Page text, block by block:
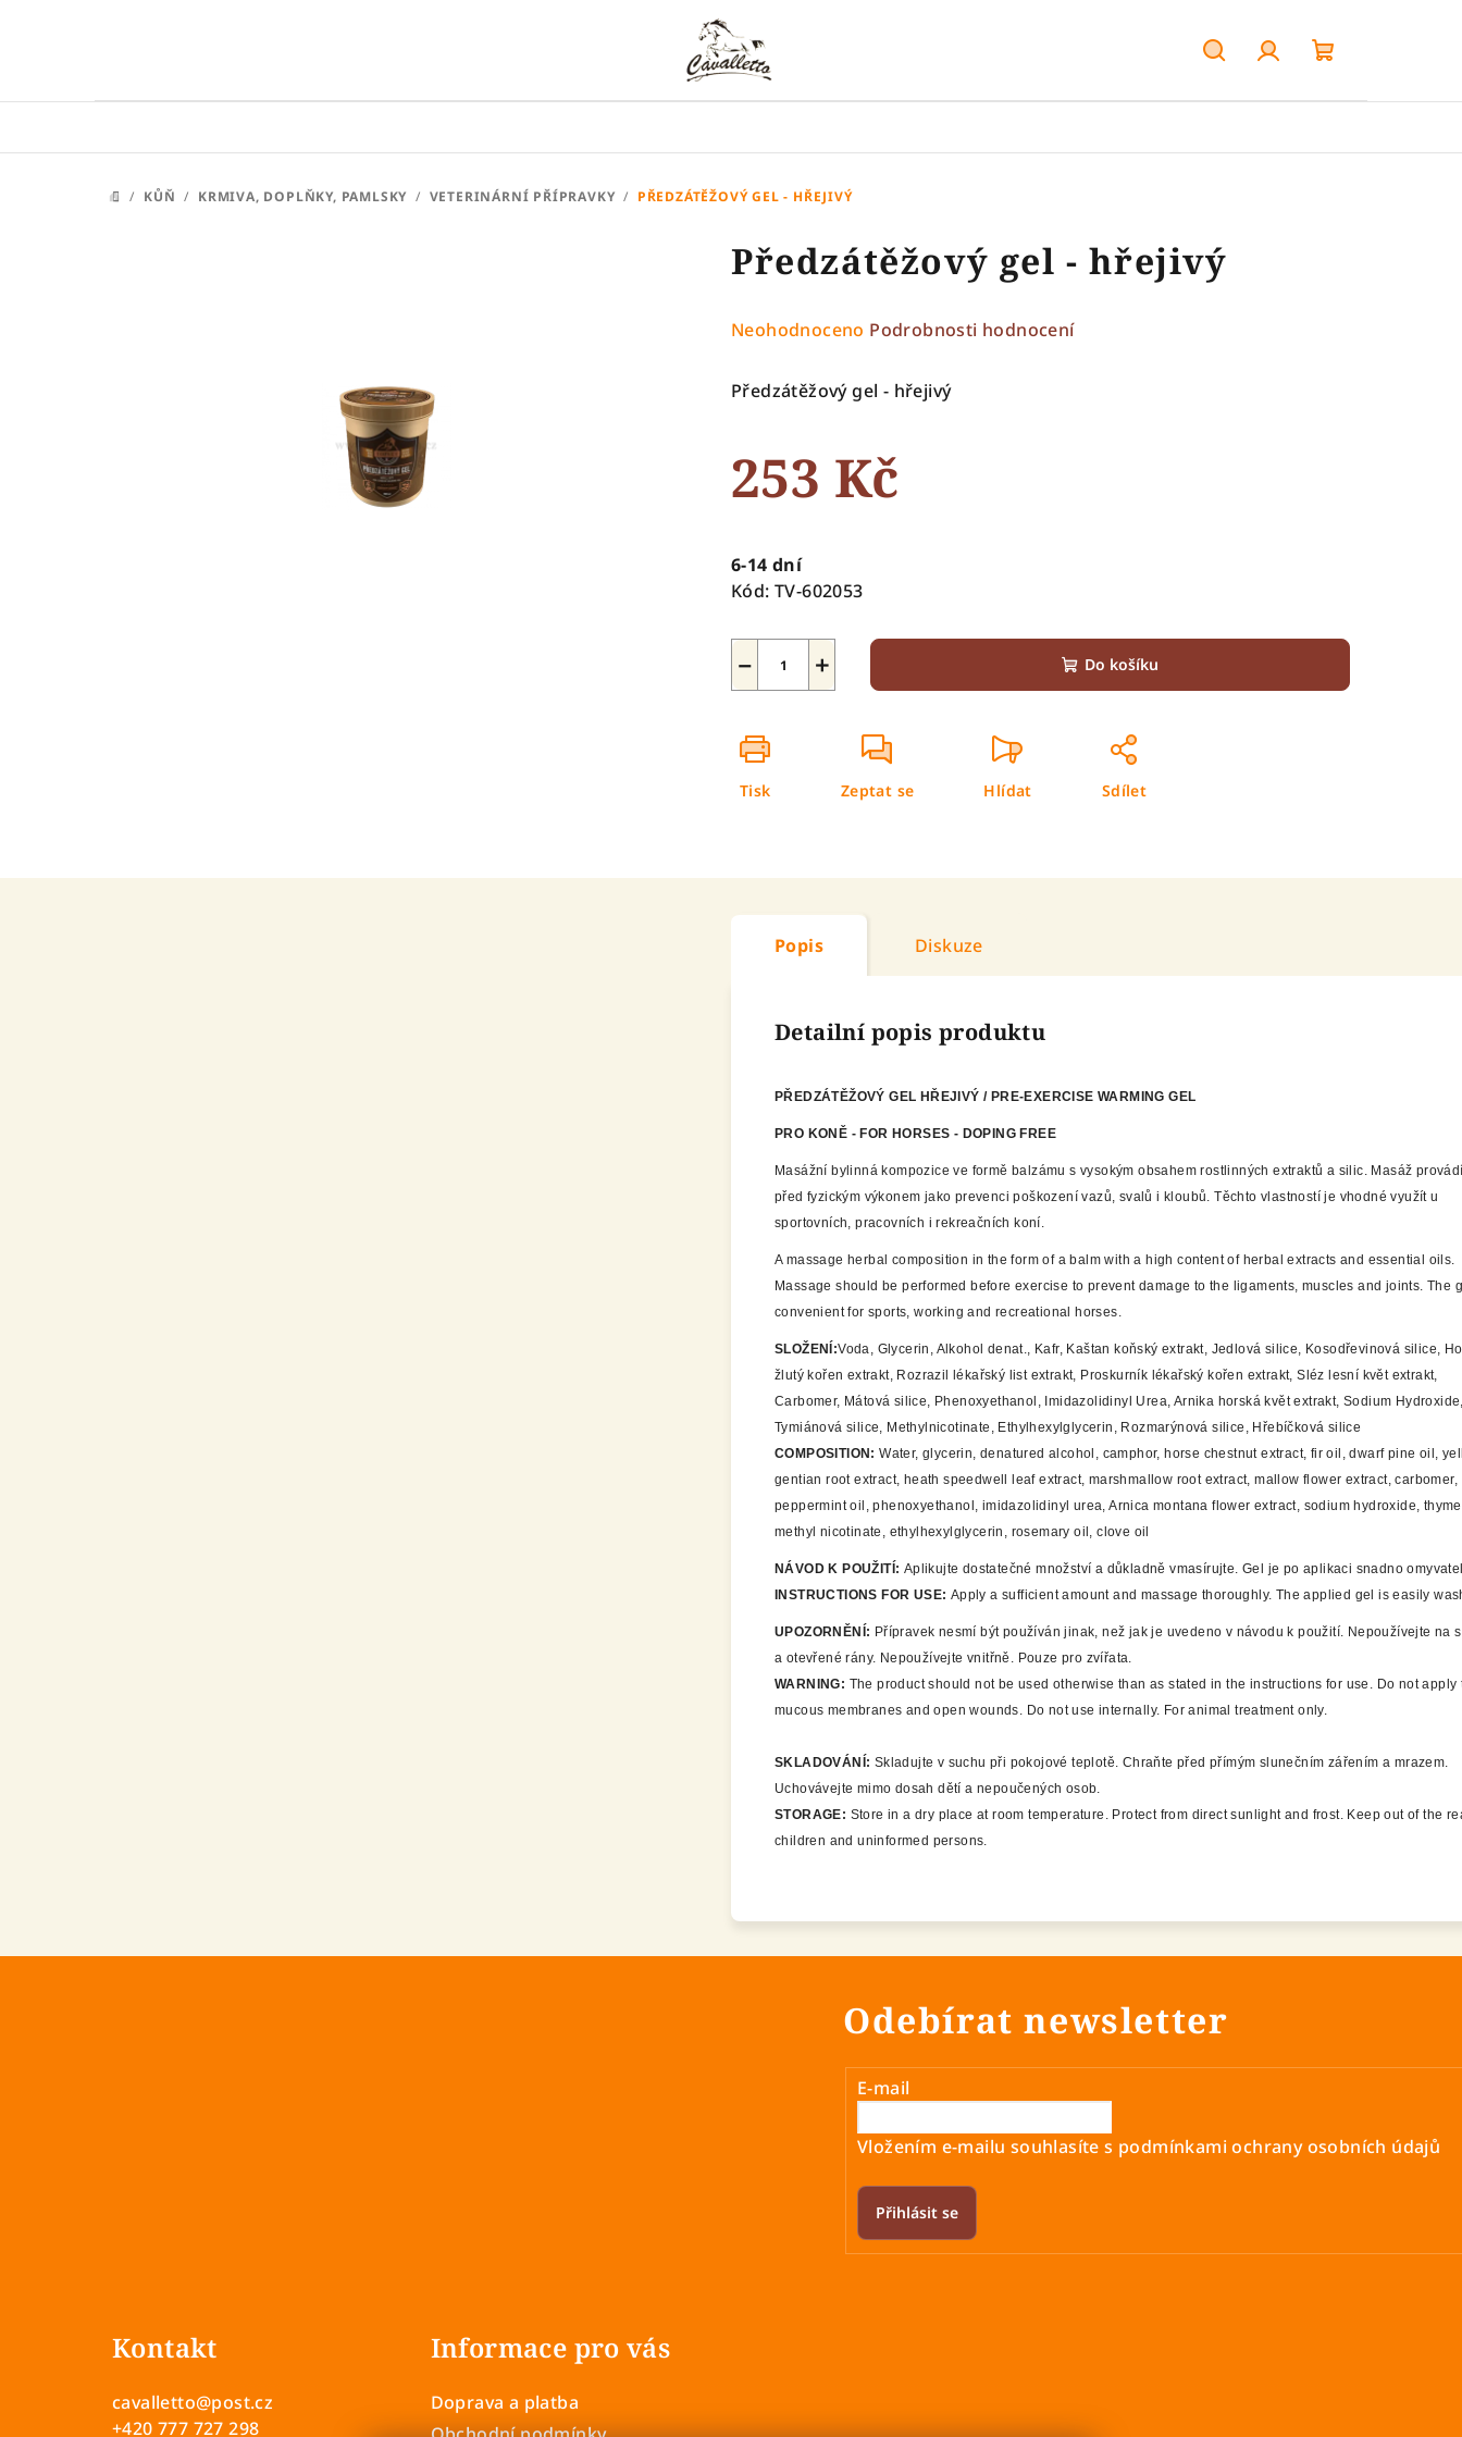
košík
DOMŮ
/ KŮŇ / KRMIVA, DOPLŇKY, PAMLSKY / VETERINÁRNÍ PŘÍPRAVKY / PŘEDZÁTĚŽOVÝ GEL - HŘEJIVÝ
Předzátěžový gel - hřejivý
Průměrné
produktu
z
5
Neohodnoceno Podrobnosti hodnocení
Předzátěžový gel - hřejivý
253 Kč
cena:
6-14 dní
Kód: TV-602053
+
− Do košíku
Tisk Zeptat se Hlídat Sdílet
Popis Diskuze
Detailní popis produktu
PŘEDZÁTĚŽOVÝ GEL HŘEJIVÝ / PRE-EXERCISE WARMING GEL
PRO KONĚ - FOR HORSES - DOPING FREE
Masážní bylinná kompozice ve formě balzámu s vysokým obsahem rostlinných extraktů a silic. Masáž
před fyzickým výkonem jako prevenci poškození vazů, svalů i kloubů. Těchto vlastností je vhodné využít u
sportovních, pracovních i rekreačních koní.
A massage herbal composition in the form of a balm with a high content of herbal extracts and essential oils.
Massage should be performed before exercise to prevent damage to the ligaments, muscles and joints. The
convenient for sports, working and recreational horses.
SLOŽENÍ:Voda, Glycerin, Alkohol denat., Kafr, Kaštan koňský extrakt, Jedlová silice, Kosodřevinová silice,
žlutý kořen extrakt, Rozrazil lékařský list extrakt, Proskurník lékařský kořen extrakt, Sléz lesní květ extrakt,
Carbomer, Mátová silice, Phenoxyethanol, Imidazolidinyl Urea, Arnika horská květ extrakt, Sodium
Tymiánová silice, Methylnicotinate, Ethylhexylglycerin, Rozmarýnová silice, Hřebíčková silice
COMPOSITION:Water, glycerin, denatured alcohol, camphor, horse chestnut extract, fir oil, dwarf pine oil,
gentian root extract, heath speedwell leaf extract, marshmallow root extract, mallow flower extract, carbomer,
peppermint oil, phenoxyethanol, imidazolidinyl urea, Arnica montana flower extract, sodium hydroxide,
methyl nicotinate, ethylhexylglycerin, rosemary oil, clove oil
NÁVOD K POUŽITÍ: Aplikujte dostatečné množství a důkladně vmasírujte. Gel je po aplikaci snadno
INSTRUCTIONS FOR USE: Apply a sufficient amount and massage thoroughly. The applied gel is easily
UPOZORNĚNÍ: Přípravek nesmí být používán jinak, než jak je uvedeno v návodu k použití. Nepoužívejte na
a otevřené rány. Nepoužívejte vnitřně. Pouze pro zvířata.
WARNING: The product should not be used otherwise than as stated in the instructions for use. Do not apply
mucous membranes and open wounds. Do not use internally. For animal treatment only.
SKLADOVÁNÍ: Skladujte v suchu při pokojové teplotě. Chraňte před přímým slunečním zářením a mrazem.
Uchovávejte mimo dosah dětí a nepoučených osob.
STORAGE: Store in a dry place at room temperature. Protect from direct sunlight and frost. Keep out of the
children and uninformed persons.
Odebírat newsletter
E-mail
Vložením e-mailu souhlasíte s podmínkami ochrany osobních údajů
Přihlásit se
Kontakt
cavalletto@post.cz
+420 777 727 298
Informace pro vás
Doprava a platba